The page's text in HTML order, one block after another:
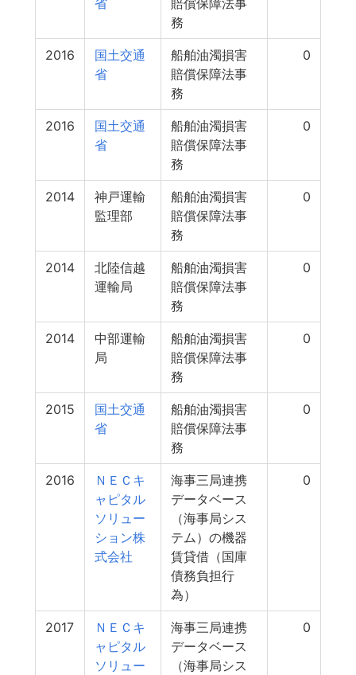
省
賠償保障法事
務
2016
国土交通
省
船舶油濁損害
賠償保障法事
務
0
2016
国土交通
省
船舶油濁損害
賠償保障法事
務
0
2014
神戸運輸
監理部
船舶油濁損害
賠償保障法事
務
0
2014
北陸信越
運輸局
船舶油濁損害
賠償保障法事
務
0
2014
中部運輸
局
船舶油濁損害
賠償保障法事
務
0
2015
国土交通
省
船舶油濁損害
賠償保障法事
務
0
2016
ＮＥＣキ
ャピタル
ソリュー
ション株
式会社
海事三局連携
データベース
（海事局シス
テム）の機器
賃貸借（国庫
債務負担行
為）
0
2017
ＮＥＣキ
ャピタル
ソリュー
海事三局連携
データベース
（海事局シス
0